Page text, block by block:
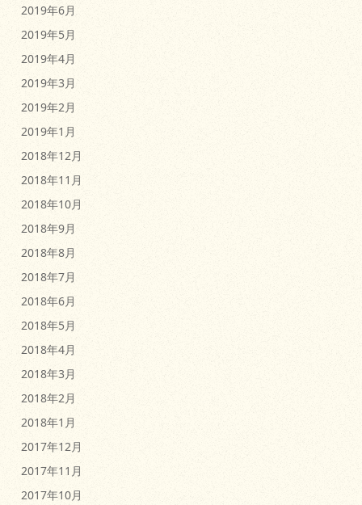
2019年6月
2019年5月
2019年4月
2019年3月
2019年2月
2019年1月
2018年12月
2018年11月
2018年10月
2018年9月
2018年8月
2018年7月
2018年6月
2018年5月
2018年4月
2018年3月
2018年2月
2018年1月
2017年12月
2017年11月
2017年10月